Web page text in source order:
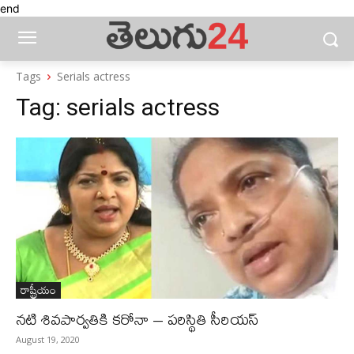
end
Tags Serials actress
Tag: serials actress
రాష్ట్రీయం
నటి శివపార్వతికి కరోనా – పరిస్థితి సీరియస్‌
August 19, 2020